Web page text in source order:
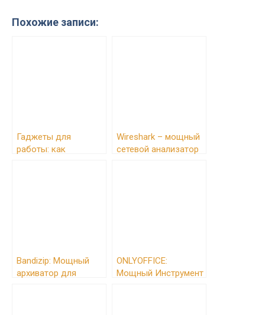
Похожие записи:
Гаджеты для
работы: как
Wireshark – мощный
сетевой анализатор
Bandizip: Мощный
архиватор для
ONLYOFFICE:
Мощный Инструмент